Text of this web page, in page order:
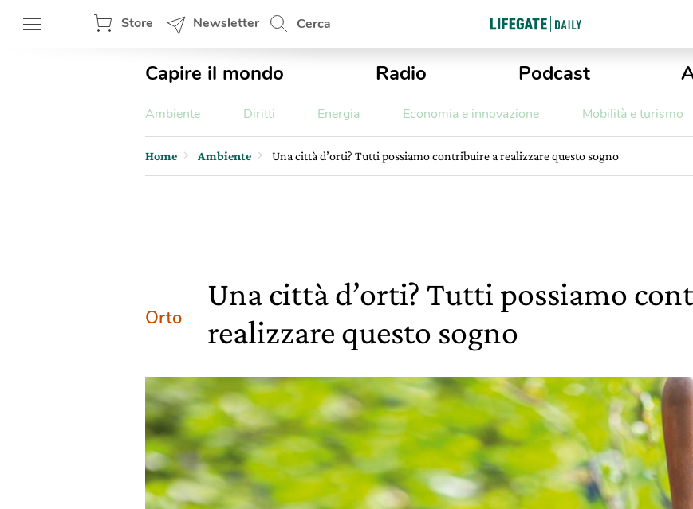
Store Newsletter Cerca
Capire il mondo Radio Podcast
Ambiente Diritti Energia Economia e innovazione Mobilità e turismo
Home Ambiente Una città d’orti? Tutti possiamo contribuire a realizzare questo sogno
Orto
Una città d’orti? Tutti possiamo
realizzare questo sogno